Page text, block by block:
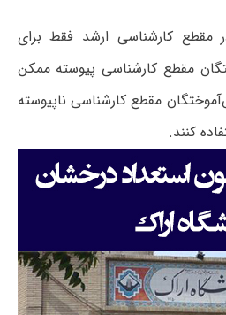
مقطع کارشناسی ارشد فقط برای
مقطع کارشناسی پیوسته ممکن
مقطع کارشناسی ناپیوسته
کنند.